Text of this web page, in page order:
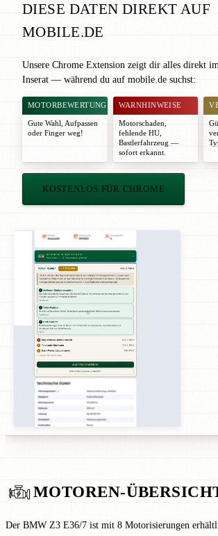
DIESE DATEN DIREKT AUF
MOBILE.DE
Unsere Chrome Extension zeigt dir alles direkt
Inserat — während du auf mobile.de suchst:
MOTORBEWERTUNG
Gute Wahl
Aufpassen
oder Finger weg!
WARNHINWEISE
Motorschaden,
fehlende HU,
Bastlerfahrzeug —
sofort erkannt.
KOSTENLOS FÜR CHROME
MOTOREN-
Der BMW Z3 E36/7 ist mit 8 Motorisierungen